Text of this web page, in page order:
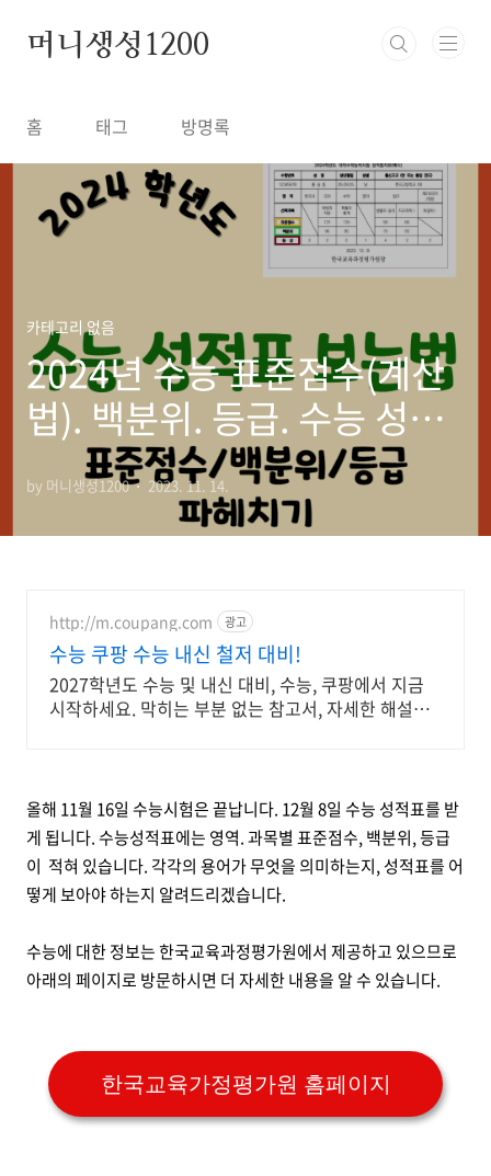
머니생성1200
홈 태그 방명록
카테고리 없음
2024년 수능 표준점수(계산
법). 백분위. 등급. 수능 성적
표 보는 법
by 머니생성1200 2023. 11. 14.
http://m.coupang.com 광고
수능 쿠팡 수능 내신 철저 대비!
2027학년도 수능 및 내신 대비, 수능, 쿠팡에서 지금
시작하세요. 막히는 부분 없는 참고서, 자세한 해설로
올해 11월 16일 수능시험은 끝납니다. 12월 8일 수능 성적표를 받
게 됩니다. 수능성적표에는 영역. 과목별 표준점수, 백분위, 등급
이 적혀 있습니다. 각각의 용어가 무엇을 의미하는지, 성적표를 어
떻게 보아야 하는지 알려드리겠습니다.
수능에 대한 정보는 한국교육과정평가원에서 제공하고 있으므로
아래의 페이지로 방문하시면 더 자세한 내용을 알 수 있습니다.
한국교육가정평가원 홈페이지